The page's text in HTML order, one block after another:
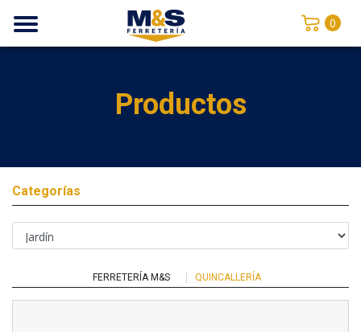
0
Productos
Categorías
FERRETERÍA M&S QUINCALLERÍA